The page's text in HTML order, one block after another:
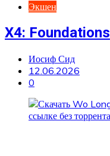
Экшен
X4: Foundations
Иосиф Сид
12.06.2026
0